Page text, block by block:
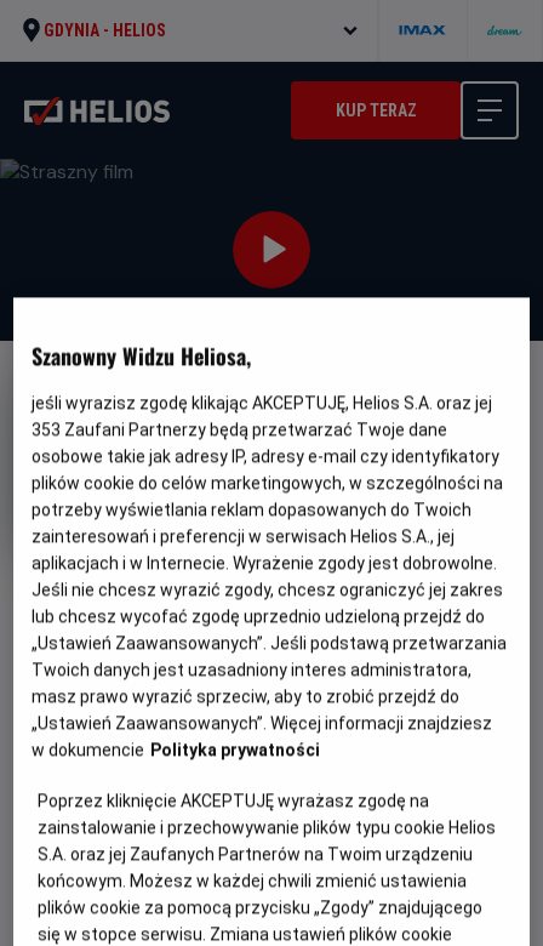
GDYNIA - HELIOS
KUP TERAZ
OBSERWUJ
Straszny film
Oryginalny
tytuł
Scary Movie Gatunek
Horror / Komedia
wiek
Od
15 lat
Czas
trwania
96 min
Kraj
i
rok
produkcji
USA (2026)
PREMIERA
5 czerwca 2026
REŻYSERIA SCENARIUSZ
Keenen Ivory Wayans,
Marlon Wayans, Shawn
Wayans
OBSADA
Anna Faris, Marlon Wayans, Shawn Wayans, Regina Hall
WIĘCEJ SZCZEGÓŁÓW
OPIS FILMU
Dwadzieścia sześć lat po tym, jak udało im się uciec przed
podejrzanie znajomym zamaskowanym zabójcą, stała ekipa
z serii STRASZNYCH FILMÓW znów znalazła się na
celowniku mordercy i żadna seria horrorów nie jest
bezpieczna.
Szanowny Widzu Heliosa,
jeśli wyrazisz zgodę klikając AKCEPTUJĘ, Helios S.A. oraz jej
353 Zaufani Partnerzy będą przetwarzać Twoje dane
osobowe takie jak adresy IP, adresy e-mail czy identyfikatory
plików cookie do celów marketingowych, w szczególności na
potrzeby wyświetlania reklam dopasowanych do Twoich
zainteresowań i preferencji w serwisach Helios S.A., jej
aplikacjach i w Internecie. Wyrażenie zgody jest dobrowolne.
Jeśli nie chcesz wyrazić zgody, chcesz ograniczyć jej zakres
lub chcesz wycofać zgodę uprzednio udzieloną przejdź do
„Ustawień Zaawansowanych”. Jeśli podstawą przetwarzania
Twoich danych jest uzasadniony interes administratora,
masz prawo wyrazić sprzeciw, aby to zrobić przejdź do
„Ustawień Zaawansowanych”. Więcej informacji znajdziesz
w dokumencie Polityka prywatności
Poprzez kliknięcie AKCEPTUJĘ wyrażasz zgodę na
zainstalowanie i przechowywanie plików typu cookie Helios
S.A. oraz jej Zaufanych Partnerów na Twoim urządzeniu
końcowym. Możesz w każdej chwili zmienić ustawienia
plików cookie za pomocą przycisku „Zgody” znajdującego
się w stopce serwisu. Zmiana ustawień plików cookie